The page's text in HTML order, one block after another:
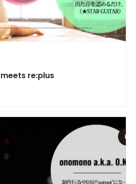
meets re:plus